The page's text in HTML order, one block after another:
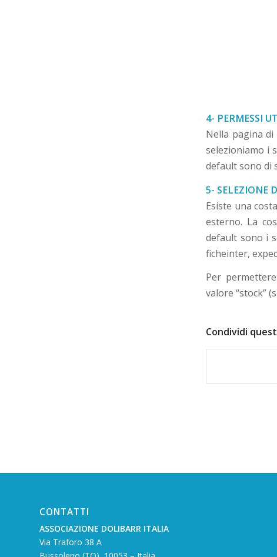
4- PERMESSI
Nella pagina
selezioniamo i
default sono di
5- SELEZIONE
Esiste una
esterno. La
default sono i
ficheinter,
Per
valore “stock”
Condividi
CONTATTI
ASSOCIAZIONE DOLIBARR ITALIA
Via Traforo 38 A